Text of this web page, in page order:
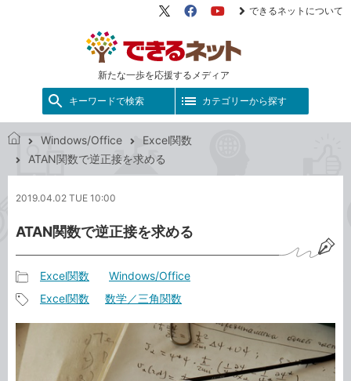
新たな一歩を応援するメディア
X（旧
FacebookYouTube
できるネットについて
キーワードで検索 カテゴリーから探す
で
ネ
ト
Windows/Office
Excel関数
ATAN関数で逆正接を求める
2019.04.02 TUE 10:00
ATAN関数で逆正接を求める
事
カ
Excel関数 Windows/Office
事
Excel関数 数学／三角関数